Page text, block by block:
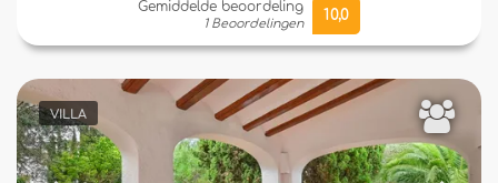
Gemiddelde beoordeling
1 Beoordelingen
10,0
VILLA